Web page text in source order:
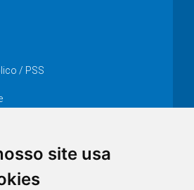
site usa
/ PSS